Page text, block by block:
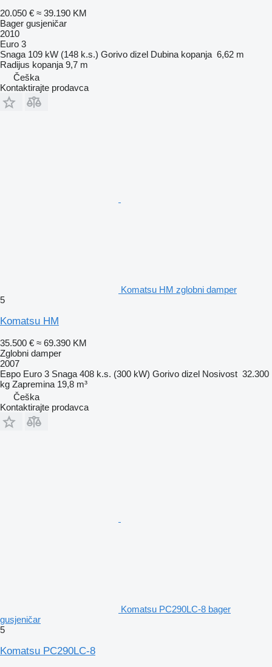
20.050 € ≈ 39.190 KM
Bager gusjeničar
2010
Euro 3
Snaga 109 kW (148 k.s.) Gorivo dizel Dubina kopanja 6,62 m
Radijus kopanja 9,7 m
Češka
Kontaktirajte prodavca
Komatsu HM zglobni damper
5
Komatsu HM
35.500 € ≈ 69.390 KM
Zglobni damper
2007
Евро Euro 3 Snaga 408 k.s. (300 kW) Gorivo dizel Nosivost 32.300
kg Zapremina 19,8 m³
Češka
Kontaktirajte prodavca
Komatsu PC290LC-8 bager
gusjeničar
5
Komatsu PC290LC-8